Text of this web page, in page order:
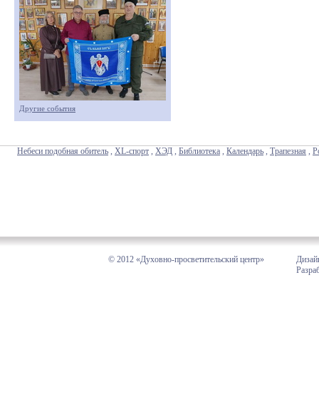
Другие события
Небеси подобная обитель , XL-спорт , ХЭД , Библиотека , Календарь , Трапезная ,
© 2012 «Духовно-просветительский центр»